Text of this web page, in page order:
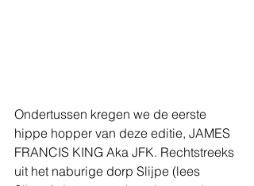
Ondertussen kregen we de eerste
hippe hopper van deze editie, JAMES
FRANCIS KING Aka JFK. Rechtstreeks
uit het naburige dorp Slijpe (lees